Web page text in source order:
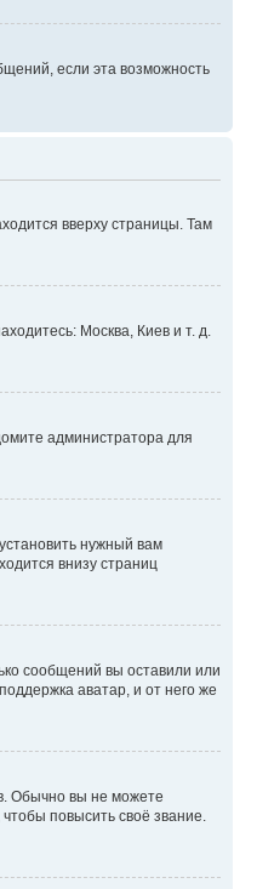
если эта возможность
вверху страницы. Там
Москва, Киев и т. д.
администратора для
нужный вам
внизу страниц
сообщений вы оставили или
аватар, и от него же
Обычно вы не можете
повысить своё звание.